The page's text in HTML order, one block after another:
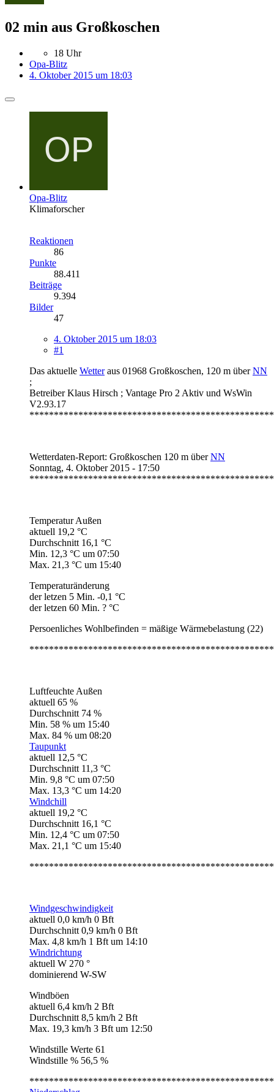
02 min aus Großkoschen
18 Uhr
Opa-Blitz
4. Oktober 2015 um 18:03
Opa-Blitz
Klimaforscher
Reaktionen
86
Punkte
88.411
Beiträge
9.394
Bilder
47
4. Oktober 2015 um 18:03
#1
Das aktuelle Wetteraus 01968 Großkoschen, 120 m überNN
;
Betreiber Klaus Hirsch ; Vantage Pro 2 Aktiv und WsWin
V2.93.17
Wetterdaten-Report: Großkoschen 120 m überNN
Sonntag, 4. Oktober 2015 - 17:50
Temperatur Außen
aktuell 19,2 °C
Durchschnitt 16,1 °C
Min. 12,3 °C um 07:50
Max. 21,3 °C um 15:40
Temperaturänderung
der letzen 5 Min. -0,1 °C
der letzen 60 Min. ? °C
Persoenliches Wohlbefinden = mäßige Wärmebelastung (22)
Luftfeuchte Außen
aktuell 65 %
Durchschnitt 74 %
Min. 58 % um 15:40
Max. 84 % um 08:20
Taupunkt
aktuell 12,5 °C
Durchschnitt 11,3 °C
Min. 9,8 °C um 07:50
Max. 13,3 °C um 14:20
Windchill
aktuell 19,2 °C
Durchschnitt 16,1 °C
Min. 12,4 °C um 07:50
Max. 21,1 °C um 15:40
Windgeschwindigkeit
aktuell 0,0 km/h 0 Bft
Durchschnitt 0,9 km/h 0 Bft
Max. 4,8 km/h 1 Bft um 14:10
Windrichtung
aktuell W 270 °
dominierend W-SW
Windböen
aktuell 6,4 km/h 2 Bft
Durchschnitt 8,5 km/h 2 Bft
Max. 19,3 km/h 3 Bft um 12:50
Windstille Werte 61
Windstille % 56,5 %